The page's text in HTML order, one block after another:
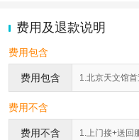
费用及退款说明
费用包含
费用包含 1.北京天文馆
费用不含
费用不含 1.上门接+送回